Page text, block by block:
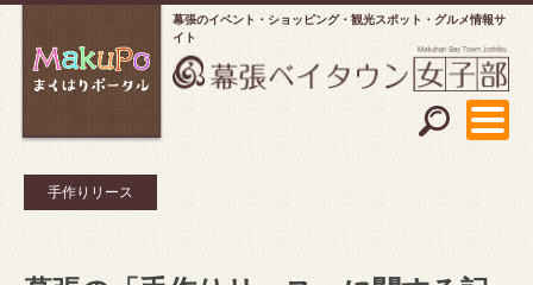
幕張のイベント・ショッピング
観光スポット・グルメ情報サ
イト
手作りリース